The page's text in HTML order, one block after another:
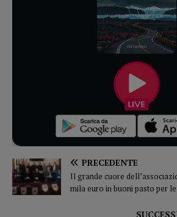
PRECEDENTE
Il grande cuore
mila euro in buoni pasto per